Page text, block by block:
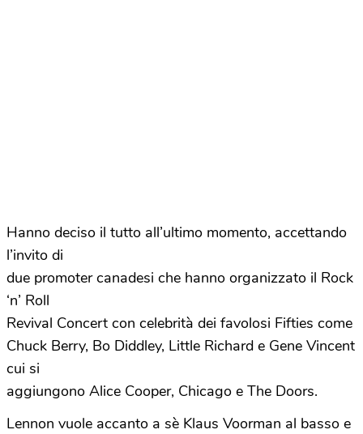
Hanno deciso il tutto all’ultimo momento, accettando
l’invito di
due promoter canadesi che hanno organizzato il Rock
‘n’ Roll
Revival Concert con celebrità dei favolosi Fifties come
Chuck Berry, Bo Diddley, Little Richard e Gene Vincent
cui si
aggiungono Alice Cooper, Chicago e The Doors.
Lennon vuole accanto a sè Klaus Voorman al basso e